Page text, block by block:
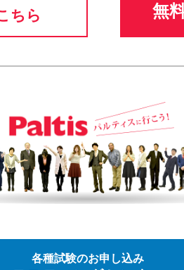
ちら 無
各種試験のお申し込み